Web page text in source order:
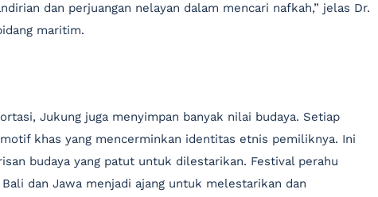
dan perjuangan nelayan dalam mencari nafkah,” jelas Dr.
maritim.
Jukung juga menyimpan banyak nilai budaya. Setiap
khas yang mencerminkan identitas etnis pemiliknya. Ini
budaya yang patut untuk dilestarikan. Festival perahu
dan Jawa menjadi ajang untuk melestarikan dan